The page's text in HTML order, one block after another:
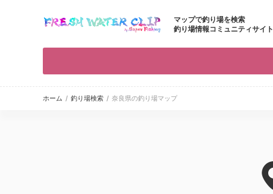
マップで釣り場を検索
釣り場情報コミュニティサイト
ホーム / 釣り場検索 / 奈良県の釣り場マップ